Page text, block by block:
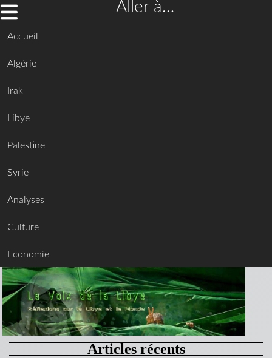
Aller à…
Accueil
Algérie
Irak
Libye
Palestine
Syrie
Analyses
Culture
Economie
Articles récents